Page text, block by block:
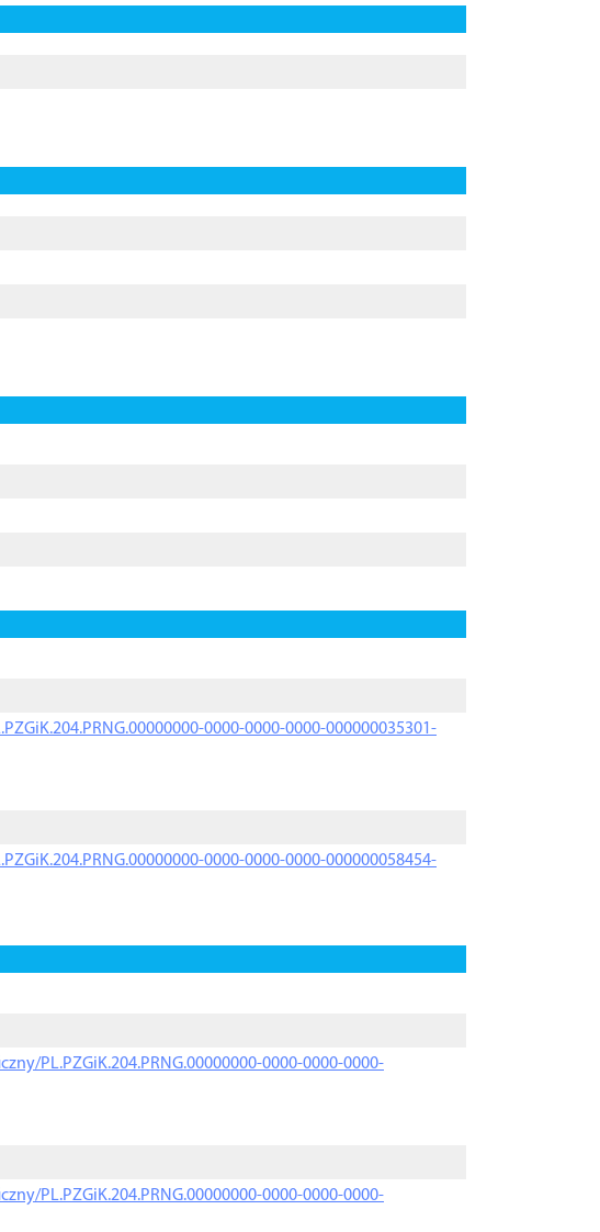
0000-0000-0000-000000035301-
0000-0000-0000-000000058454-
PL.PZGiK.204.PRNG.00000000-0000-0000-0000-
PL.PZGiK.204.PRNG.00000000-0000-0000-0000-